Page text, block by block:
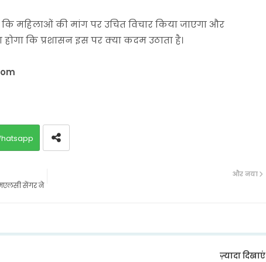
महिलाओं की मांग पर उचित विचार किया जाएगा और
कि प्रशासन इस पर क्या कदम उठाता है।
और नया
सेंगर ने
ज़्यादा दिखाएं